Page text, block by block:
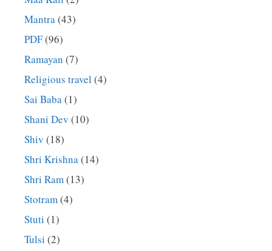
Mantra(43)
PDF(96)
Ramayan (7)
Religious travel (4)
Sai Baba(1)
Shani Dev (10)
Shiv (18)
Shri Krishna(14)
Shri Ram(13)
Stotram(4)
Stuti (1)
Tulsi (2)